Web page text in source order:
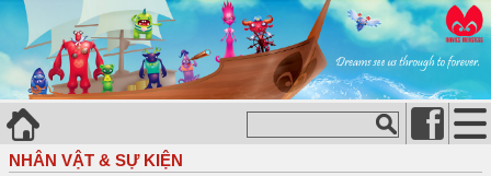
NHÂN VẬT & SỰ KIỆN